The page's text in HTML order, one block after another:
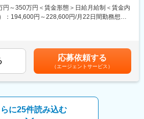
係を築いていけるのがベルパークの魅力のひ
ぐに相談し合えて、互いに高め合いながら成
円）の資格手当を追加支給！
ディレクター：8万円
1万円
有率はともに約90％
までしっかりサポートします
載するバイクの写真撮影
の対応
類作成、納車）、納車後のアフターフォローな
円～350万円＜賃金形態＞日給月給制＜賃金内
：194,600円～228,600円/月22日間勤務想定
＞※年収は経験・スキルを基に決定■業績連動
業績による■昇給：年1回※人事考課による■実
（月収26万円）／24歳 副店長職 経験2年・年
万円）／35歳 店長職 経験6年・年収588万円
下する可能性があります。月給(月額)は固定手
。
応募依頼する
（エージェントサービス）
らに25件読み込む